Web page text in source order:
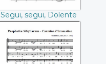
Segui, segui, Dolente
core (Andrea
Falconieri)
Prophetiæ